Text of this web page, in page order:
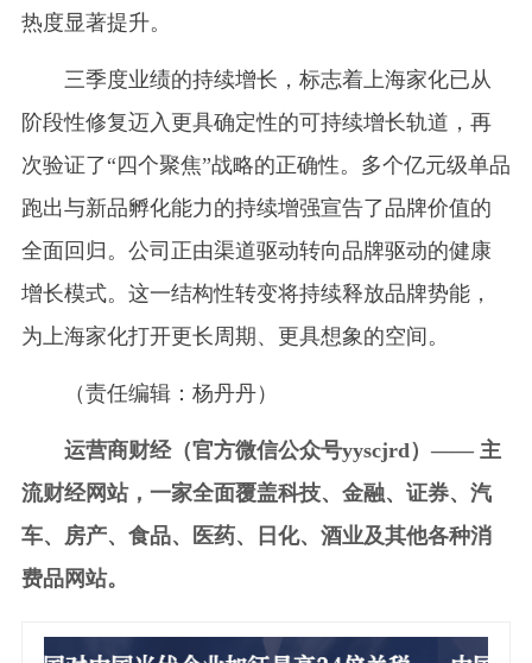
热度显著提升。
三季度业绩的持续增长，标志着上海家化已从
阶段性修复迈入更具确定性的可持续增长轨道，再
次验证了“四个聚焦”战略的正确性。多个亿元级单品
跑出与新品孵化能力的持续增强宣告了品牌价值的
全面回归。公司正由渠道驱动转向品牌驱动的健康
增长模式。这一结构性转变将持续释放品牌势能，
为上海家化打开更长周期、更具想象的空间。
（责任编辑：杨丹丹）
运营商财经（官方微信公众号yyscjrd）—— 主
流财经网站，一家全面覆盖科技、金融、证券、汽
车、房产、食品、医药、日化、酒业及其他各种消
费品网站。